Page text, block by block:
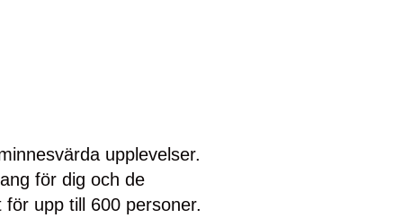
upplevelser.
för dig och de
upp till 600 personer.